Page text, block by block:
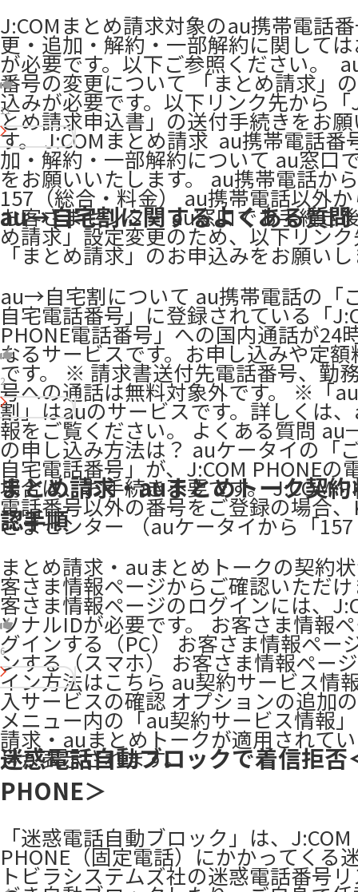
J:COMまとめ請求対象のau携帯電話
更・追加・解約・一部解約に関して
が必要です。以下ご参照ください。
番号の変更について 「まとめ請求」
込みが必要です。以下リンク先から「
とめ請求申込書」の送付手続きをお
す。 ​J:COMまとめ請求 ​ au携帯電話番
加・解約・一部解約について au窓口
をお願いいたします。 au携帯電話か
157（総合・料金） au携帯電話以外
お客さまセンター au窓口でお手続き
め請求」設定変更のため、以下リン
「まとめ請求」のお申込みをお願い
11
au→自宅割に関するよくある質問
au→自宅割について au携帯電話の「
自宅電話番号」に登録されている「
PHONE電話番号」への国内通話が24
なるサービスです。お申し込みや定
です。 ※ 請求書送付先電話番号、勤
号への通話は無料対象外です。 ※「
割」はauのサービスです。詳しくは
報をご覧ください。 よくある質問
の申し込み方法は？ auケータイの「
自宅電話番号」が、J:COM PHONEの
場合は、お手続き不要です。 J:COM
電話番号以外の番号をご登録の場合
さまセンター （auケータイから「157
2
まとめ請求・auまとめトーク契
認手順
まとめ請求・auまとめトークの契約
客さま情報ページからご確認いただ
客さま情報ページのログインには、
ソナルIDが必要です。 お客さま情報
グインする（PC） お客さま情報ペー
ンする（スマホ） お客さま情報ペー
イン方法はこちら au契約サービス情
入サービスの確認 オプションの追加
メニュー内の「au契約サービス情報
請求・auまとめトークが適用されて
号が表示されます。 ​
6
迷惑電話自動ブロックで着信拒否
PHONE＞
「迷惑電話自動ブロック」は、J:COM
PHONE（固定電話）にかかってくる
トビラシステムズ社の迷惑電話番号